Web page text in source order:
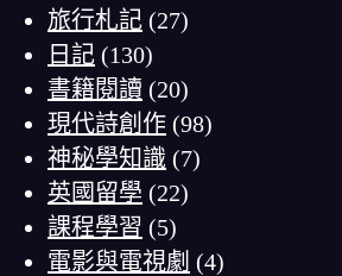
旅行札記 (27)
日記 (130)
書籍閱讀 (20)
現代詩創作 (98)
神秘學知識 (7)
英國留學 (22)
課程學習 (5)
電影與電視劇 (4)